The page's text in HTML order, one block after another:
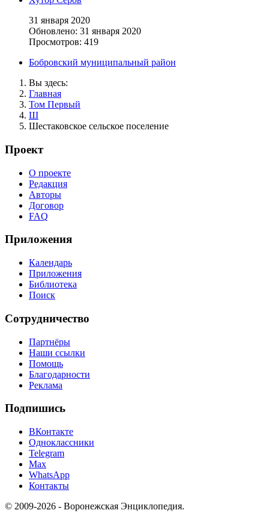
31 января 2020
Обновлено: 31 января 2020
Просмотров: 419
Бобровский муниципальный район
Вы здесь:
Главная
Том Первый
Ш
Шестаковское сельское поселение
Проект
О проекте
Редакция
Авторы
Договор
FAQ
Приложения
Календарь
Приложения
Библиотека
Поиск
Сотрудничество
Партнёры
Наши ссылки
Помощь
Благодарности
Реклама
Подпишись
ВКонтакте
Одноклассники
Telegram
Max
WhatsApp
Контакты
© 2009-2026 - Воронежская Энциклопедия.